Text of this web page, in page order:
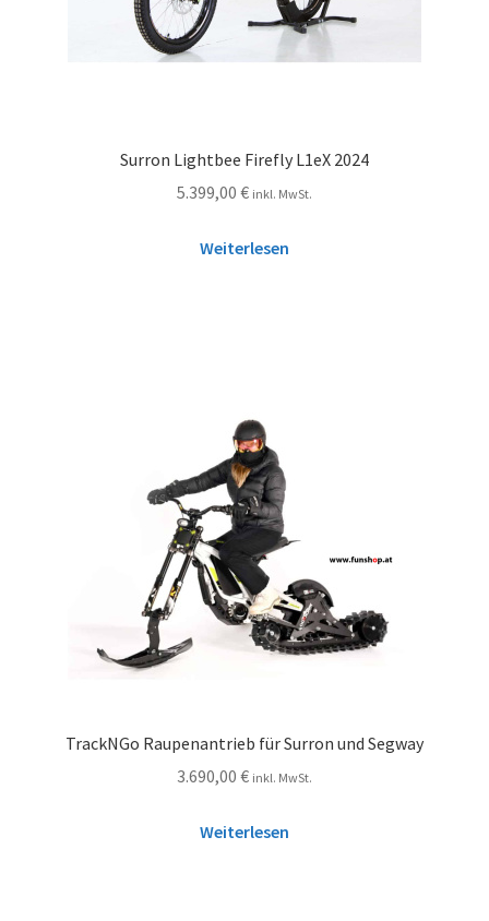
Surron Lightbee Firefly L1eX 2024
5.399,00 € inkl. MwSt.
Weiterlesen
TrackNGo Raupenantrieb für Surron und Segway
3.690,00 € inkl. MwSt.
Weiterlesen